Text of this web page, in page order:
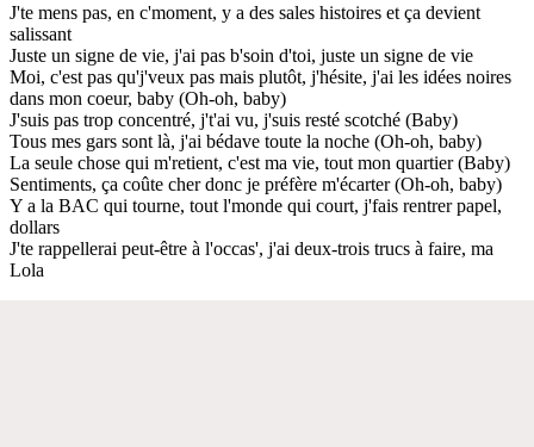
J'te mens pas, en c'moment, y a des sales histoires et ça devient
salissant
Juste un signe de vie, j'ai pas b'soin d'toi, juste un signe de vie
Moi, c'est pas qu'j'veux pas mais plutôt, j'hésite, j'ai les idées noires
dans mon coeur, baby (Oh-oh, baby)
J'suis pas trop concentré, j't'ai vu, j'suis resté scotché (Baby)
Tous mes gars sont là, j'ai bédave toute la noche (Oh-oh, baby)
La seule chose qui m'retient, c'est ma vie, tout mon quartier (Baby)
Sentiments, ça coûte cher donc je préfère m'écarter (Oh-oh, baby)
Y a la BAC qui tourne, tout l'monde qui court, j'fais rentrer papel,
dollars
J'te rappellerai peut-être à l'occas', j'ai deux-trois trucs à faire, ma
Lola